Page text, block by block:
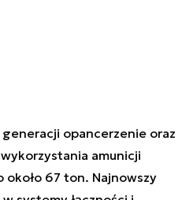
opancerzenie oraz
amunicji
67 ton. Najnowszy